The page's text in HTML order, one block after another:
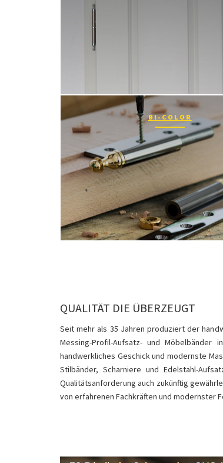
BI-COLOR
QUALITÄT DIE ÜBERZEUGT
Seit mehr als 35 Jahren produziert der
Messing-Profil-Aufsatz- und Möbelbänder
handwerkliches Geschick und modernste
Stilbänder, Scharniere und Edelstahl-
Qualitätsanforderung auch zukünftig
von erfahrenen Fachkräften und modernster